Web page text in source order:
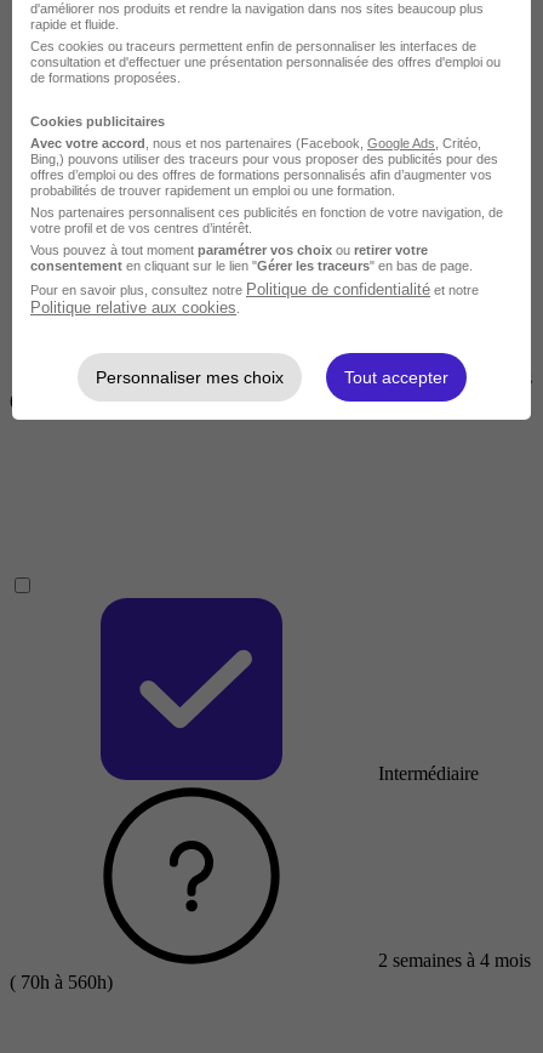
Courte
2 jours à 2 semaines
(14h à 70h)
Intermédiaire
2 semaines à 4 mois
( 70h à 560h)
d'améliorer nos produits et rendre la navigation dans nos sites beaucoup plus
rapide et fluide.
Ces cookies ou traceurs permettent enfin de personnaliser les interfaces de
consultation et d'effectuer une présentation personnalisée des offres d'emploi ou
de formations proposées.
Cookies publicitaires
Avec votre accord , nous et nos partenaires (Facebook, Google Ads , Critéo,
Bing,) pouvons utiliser des traceurs pour vous proposer des publicités pour des
offres d’emploi ou des offres de formations personnalisés afin d’augmenter vos
probabilités de trouver rapidement un emploi ou une formation.
Nos partenaires personnalisent ces publicités en fonction de votre navigation, de
votre profil et de vos centres d’intérêt.
Vous pouvez à tout moment paramétrer vos choix ou retirer votre
consentement en cliquant sur le lien "Gérer les traceurs" en bas de page.
Pour en savoir plus, consultez notre Politique de confidentialité et notre
Politique relative aux cookies
Personnaliser mes choix Tout accepter